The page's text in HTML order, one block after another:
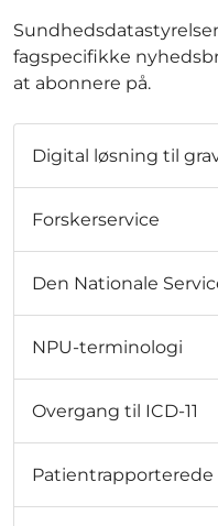
fagspecifikke
at abonnere på.
Digital løsning til
Forskerservice
Den Nationale
NPU-terminologi
Overgang til ICD-11